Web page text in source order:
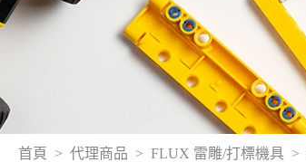
首頁 代理商品 FLUX 雷雕/打標機具